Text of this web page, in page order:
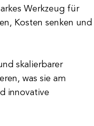
Werkzeug für
Kosten senken und
skalierbarer
was sie am
innovative